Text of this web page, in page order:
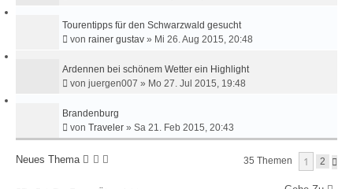
Tourentipps für den Schwarzwald gesucht
von rainer gustav » Mi 26. Aug 2015, 20:48
Ardennen bei schönem Wetter ein Highlight
von juergen007 » Mo 27. Jul 2015, 19:48
Brandenburg
von Traveler » Sa 21. Feb 2015, 20:43
Neues Thema 35 Themen 1 2